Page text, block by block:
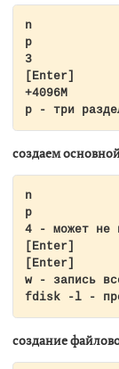
n
p
3
[Enter]
+4096M
p - три
создаем
n
p
4 - может не
[Enter]
[Enter]
w - запись
fdisk -l -
создание